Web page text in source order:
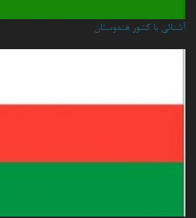
آشنائی با کشور هندوستان